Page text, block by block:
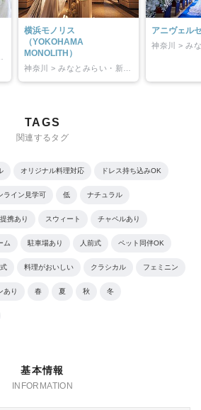
横浜モノリス
（YOKOHAMA
MONOLITH）
アニヴェル
TAGS
関連するタグ
オリジナル料理対応 ドレス持ち込みOK
ライン見学可 低 ナチュラル
携あり スウィート チャペルあり
ム 駐車場あり 人前式 ペット同伴OK
料理がおいしい クラシカル フェミニン
あり 春 夏 秋 冬
基本情報